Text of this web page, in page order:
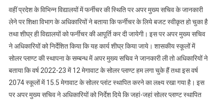
वहीं प्रदेश के विभिन्न विद्यालयों में फर्नीचर की स्थिति पर अपर मुख्य सचिव के जानकारी
लेने पर शिक्षा विभाग के अधिकारियों ने बताया कि फर्नीचर के लिये बजट स्वीकृत हो चुका है
तथा शीघ्र ही विद्यालयों को फर्नीचर की आपूर्ति कर दी जायेगी। इस पर अपर मुख्य सचिव
ने अधिकारियों को निर्देशित किया कि यह कार्य शीघ्र किया जाये। शासकीय स्कूलों में
सोलर प्लाण्ट की स्थापना के सम्बन्ध में अपर मुख्य सचिव ने जानकारी ली तो अधिकारियों ने
बताया कि वर्ष 2022-23 में 12 मेगावाट के सोलर प्लाण्ट हम लगा चुके हैं तथा इस वर्ष
2074 स्कूलों में 15.5 मेगावाट के सोलर प्लांट स्थापित करने का लक्ष्य रखा गया है। इस
पर अपर मुख्य सचिव ने अधिकारियों को निर्देश दिये कि जहां-जहां सोलर प्लाण्ट स्थापित